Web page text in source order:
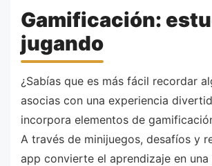
Gamificación:
jugando
¿Sabías que es más fácil recordar
asocias con una experiencia
incorpora elementos de
A través de minijuegos, desafíos y
app convierte el aprendizaje en una